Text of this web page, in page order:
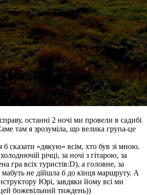
останні 2 ночі ми провели в садибі
там я зрозуміла, що велика група-це
б сказати «дякую» всім, хто був зі мною.
річці, за ночі з гітарою, за
гра всіх туристів:D), а головне, за
мабуть не дійшла б до кінця маршруту. А
Юрі, завдяки йому всі ми
божевільний тиждень))